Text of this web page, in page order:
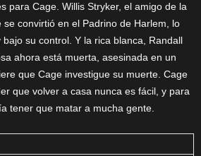
para Cage. Willis Stryker, el amigo de la
se convirtió en el Padrino de Harlem, lo
su control. Y la rica blanca, Randall
ahora está muerta, asesinada en un
que Cage investigue su muerte. Cage
que volver a casa nunca es fácil, y para
tener que matar a mucha gente.